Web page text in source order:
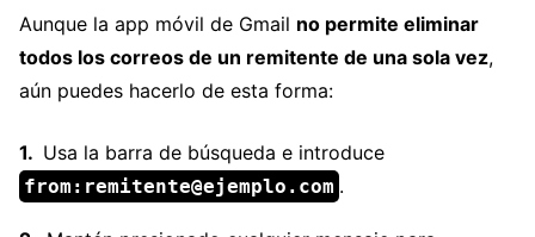
Aunque la app móvil de Gmail no permite eliminar
todos los correos de un remitente de una sola vez,
aún puedes hacerlo de esta forma:
Usa la barra de búsqueda e introduce
from:remitente@ejemplo.com .